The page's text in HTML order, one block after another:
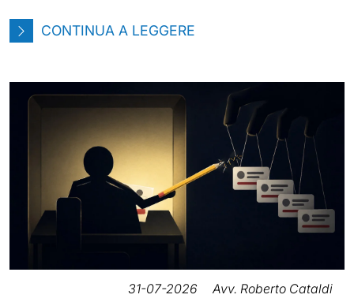
CONTINUA A LEGGERE
31-07-2026 Avv. Roberto Cataldi